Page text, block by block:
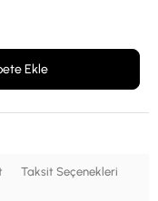
Ekle
Taksit Seçenekleri